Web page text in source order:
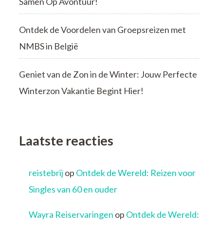
Ontdek de Voordelen van Groepsreizen met
NMBS in België
Geniet van de Zon in de Winter: Jouw Perfecte
Winterzon Vakantie Begint Hier!
Laatste reacties
reistebrij op Ontdek de Wereld: Reizen voor
Singles van 60 en ouder
Wayra Reiservaringen op Ontdek de Wereld: